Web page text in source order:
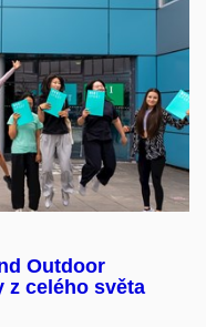
Outdoor
z celého světa